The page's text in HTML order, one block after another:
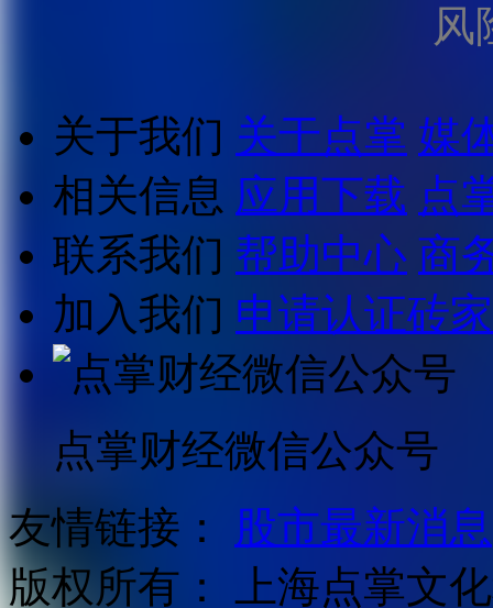
风
关于我们 关于点掌 媒
相关信息 应用下载 点
联系我们 帮助中心 商
加入我们 申请认证砖家
点掌财经微信公众号
友情链接：
股市最新消息
版权所有：
上海点掌文